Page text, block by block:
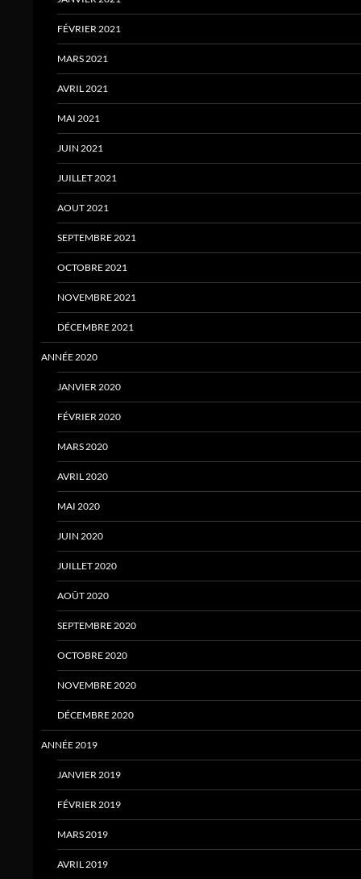
FÉVRIER 2021
MARS 2021
AVRIL 2021
MAI 2021
JUIN 2021
JUILLET 2021
AOUT 2021
SEPTEMBRE 2021
OCTOBRE 2021
NOVEMBRE 2021
DÉCEMBRE 2021
ANNÉE 2020
JANVIER 2020
FÉVRIER 2020
MARS 2020
AVRIL 2020
MAI 2020
JUIN 2020
JUILLET 2020
AOÛT 2020
SEPTEMBRE 2020
OCTOBRE 2020
NOVEMBRE 2020
DÉCEMBRE 2020
ANNÉE 2019
JANVIER 2019
FÉVRIER 2019
MARS 2019
AVRIL 2019